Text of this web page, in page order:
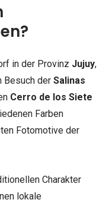
in der Provinz Jujuy,
Besuch der Salinas
Cerro de los Siete
Farben
Fotomotive der
Charakter
lokale